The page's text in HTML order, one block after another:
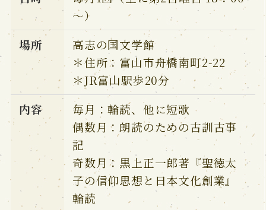
～）
場所
高志の国文学館
＊住所：富山市舟橋南町2-22
＊JR富山駅歩20分
内容
毎月：輪読、他に短歌
偶数月：朗読のための古訓古事
記
奇数月：黒上正一郎著『聖徳太
子の信仰思想と日本文化創業』
輪読